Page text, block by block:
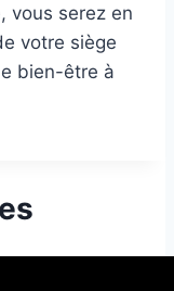
vous serez en
votre siège
bien-être à